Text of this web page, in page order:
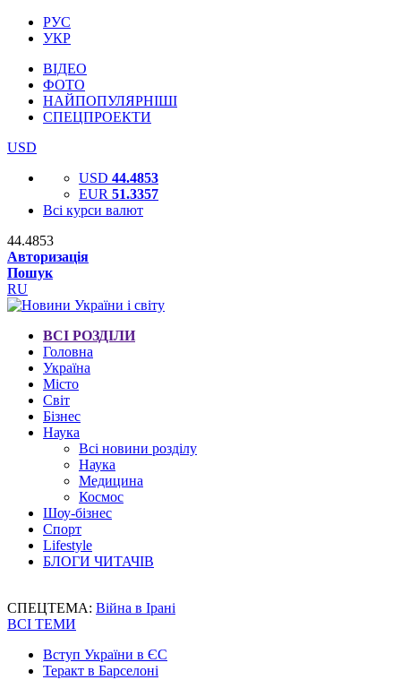
РУС
УКР
ВІДЕО
ФОТО
НАЙПОПУЛЯРНІШІ
СПЕЦПРОЕКТИ
USD
USD 44.4853
EUR 51.3357
Всі курси валют
44.4853
Авторизація
Пошук
RU
ВСІ РОЗДІЛИ
Головна
Україна
Місто
Світ
Бізнес
Наука
Всі новини розділу
Наука
Медицина
Космос
Шоу-бізнес
Спорт
Lifestyle
БЛОГИ ЧИТАЧІВ
СПЕЦТЕМА: Війна в Ірані
ВСІ ТЕМИ
Вступ України в ЄС
Теракт в Барселоні